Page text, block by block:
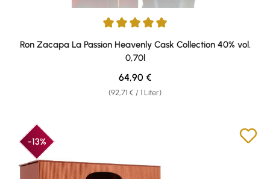
Durchschnittliche Bewertung von 5 von 5 Sternen
Ron Zacapa La Passion Heavenly Cask Collection 40% vol.
0,70l
(92,71 € / 1 Liter)
Regulärer Preis:
64,90 €
-13%